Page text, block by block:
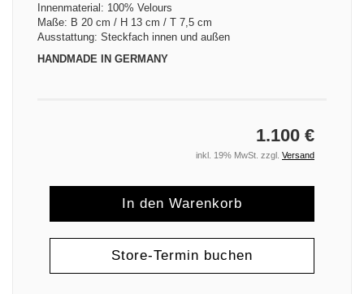
Innenmaterial: 100% Velours
Maße: B 20 cm / H 13 cm / T 7,5 cm
Ausstattung: Steckfach innen und außen
HANDMADE IN GERMANY
1.100 €
inkl. 19% MwSt. zzgl. Versand
Store-Termin buchen